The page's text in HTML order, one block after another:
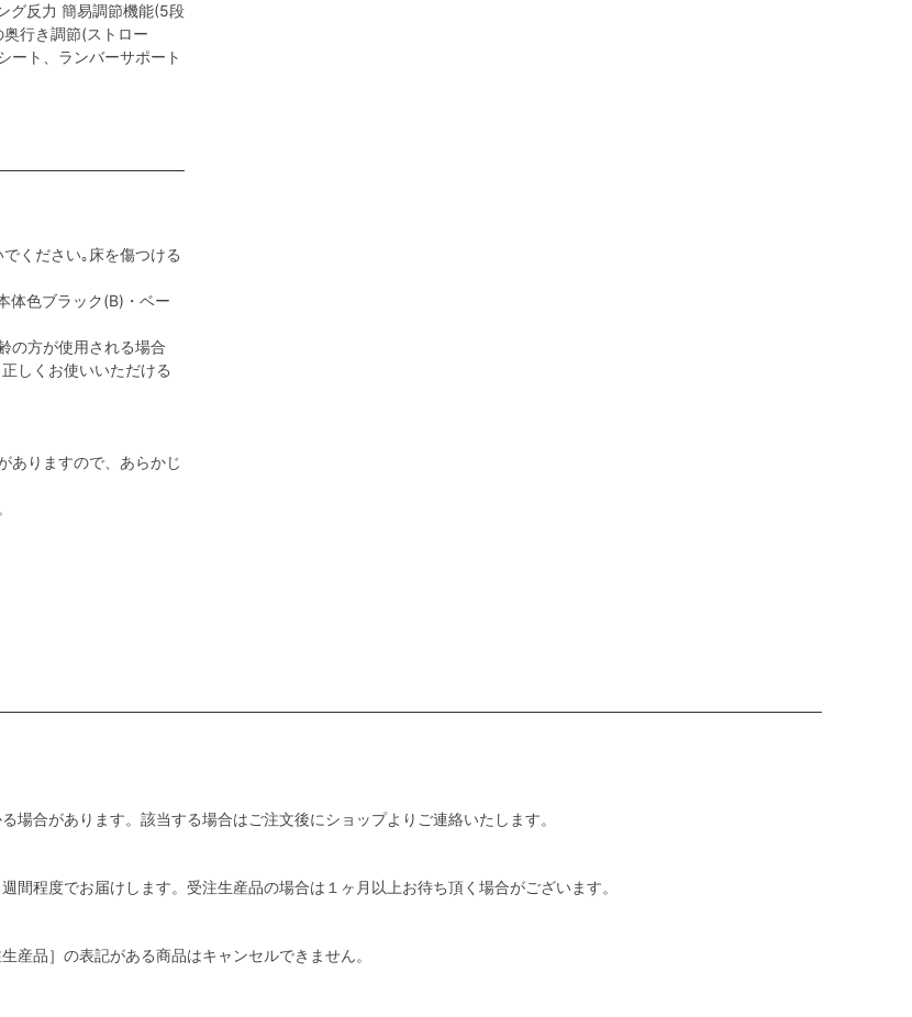
グ反力 簡易調節機能(5段
行き調節(ストロー
ート、ランバーサポート
ください｡床を傷つける
体色ブラック(B)・ベー
の方が使用される場合
しくお使いいただける
ありますので、あらかじ
合があります。該当する場合はご注文後にショップよりご連絡いたします。
程度でお届けします。受注生産品の場合は１ヶ月以上お待ち頂く場合がございます。
産品］の表記がある商品はキャンセルできません。